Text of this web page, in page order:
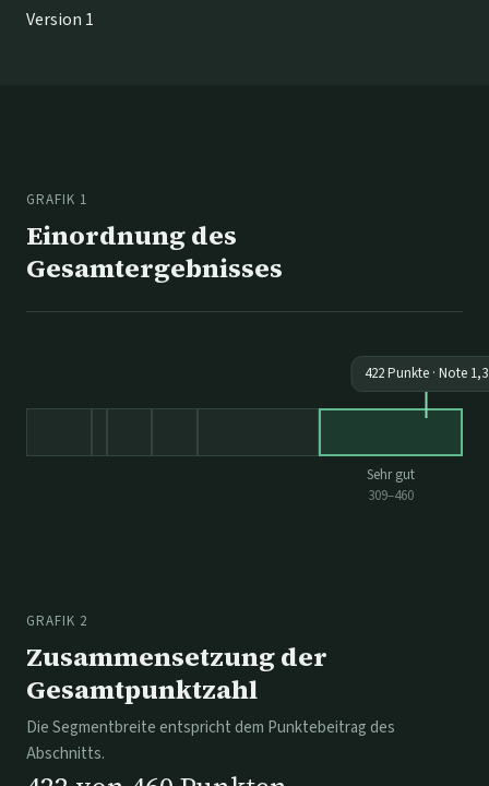
Version 1
GRAFIK 1
Einordnung des
Gesamtergebnisses
422Punkte · Note 1,3
Sehr gut
309–460
GRAFIK 2
Zusammensetzung der
Gesamtpunktzahl
Die Segmentbreite entspricht dem Punktebeitrag des
Abschnitts.